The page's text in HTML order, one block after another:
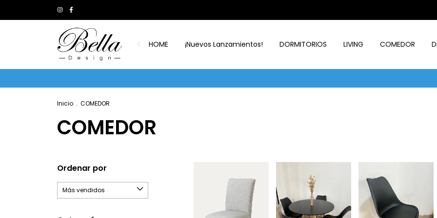
HOME ¡Nuevos Lanzamientos! DORMITORIOS LIVING COMEDOR
-12 CUOTAS
Inicio . COMEDOR
COMEDOR
Ordenar por